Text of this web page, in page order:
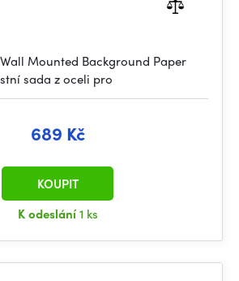
Mounted Background Paper
sada z oceli pro
689 Kč
K odeslání1 ks
KOUPIT